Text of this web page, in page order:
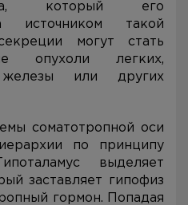
который его
источником такой
могут стать
опухоли легких,
железы или других
соматотропной оси
по принципу
выделяет
заставляет гипофиз
гормон. Попадая